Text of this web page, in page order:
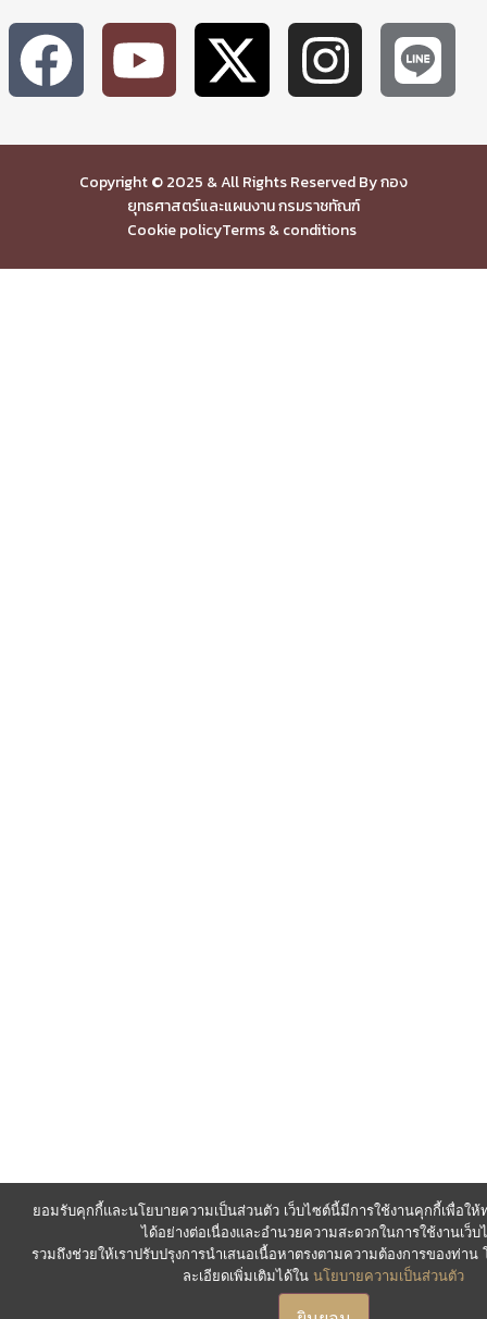
Copyright © 2025 & All Rights Reserved By กอง
ยุทธศาสตร์และแผนงาน กรมราชทัณฑ์
Cookie policyTerms & conditions
ยอมรับคุกกี้และนโยบายความเป็นส่วนตัว เว็บไซต์นี้มีการใช้งานคุกกี้เพื่อให้
ได้อย่างต่อเนื่องและอำนวยความสะดวกในการใช้งานเว็บ
รวมถึงช่วยให้เราปรับปรุงการนำเสนอเนื้อหาตรงตามความต้องการของท่าน
ละเอียดเพิ่มเติมได้ใน นโยบายความเป็นส่วนตัว